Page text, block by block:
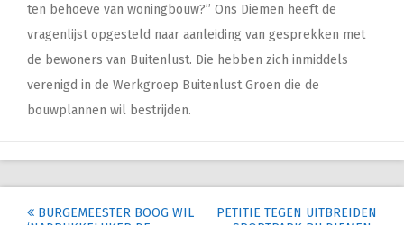
ten behoeve van woningbouw?’’ Ons Diemen heeft de
vragenlijst opgesteld naar aanleiding van gesprekken met
de bewoners van Buitenlust. Die hebben zich inmiddels
verenigd in de Werkgroep Buitenlust Groen die de
bouwplannen wil bestrijden.
Post
BURGEMEESTER BOOG WIL
PETITIE TEGEN UITBREIDEN